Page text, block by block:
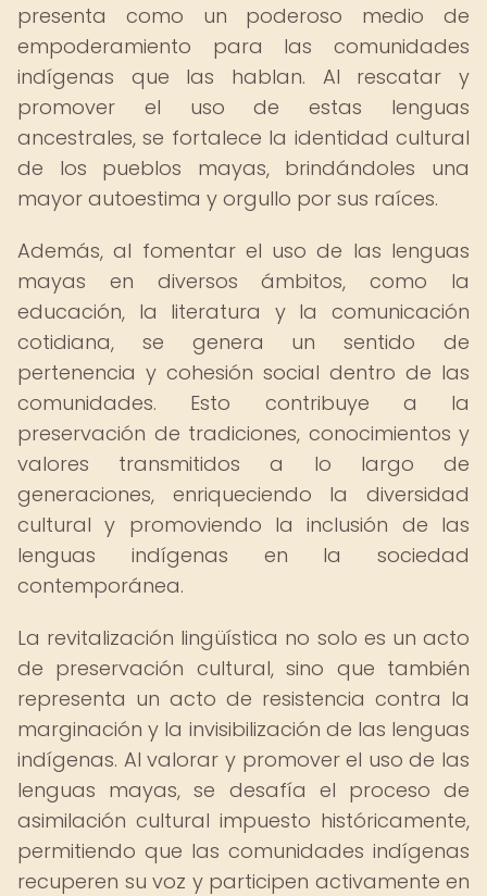
presenta como un poderoso medio de
empoderamiento para las comunidades
indígenas que las hablan. Al rescatar y
promover el uso de estas lenguas
ancestrales, se fortalece la identidad cultural
de los pueblos mayas, brindándoles una
mayor autoestima y orgullo por sus raíces.
Además, al fomentar el uso de las lenguas
mayas en diversos ámbitos, como la
educación, la literatura y la comunicación
cotidiana, se genera un sentido de
pertenencia y cohesión social dentro de las
comunidades. Esto contribuye a la
preservación de tradiciones, conocimientos y
valores transmitidos a lo largo de
generaciones, enriqueciendo la diversidad
cultural y promoviendo la inclusión de las
lenguas indígenas en la sociedad
contemporánea.
La revitalización lingüística no solo es un acto
de preservación cultural, sino que también
representa un acto de resistencia contra la
marginación y la invisibilización de las lenguas
indígenas. Al valorar y promover el uso de las
lenguas mayas, se desafía el proceso de
asimilación cultural impuesto históricamente,
permitiendo que las comunidades indígenas
recuperen su voz y participen activamente en